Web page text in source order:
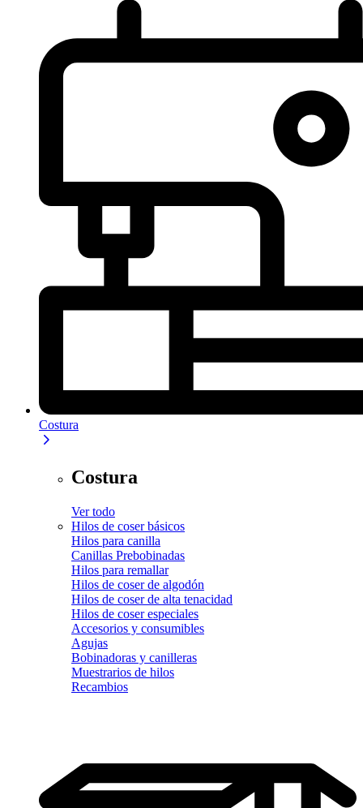
Costura
Costura
Ver todo
Hilos de coser básicos
Hilos para canilla
Canillas Prebobinadas
Hilos para remallar
Hilos de coser de algodón
Hilos de coser de alta tenacidad
Hilos de coser especiales
Accesorios y consumibles
Agujas
Bobinadoras y canilleras
Muestrarios de hilos
Recambios